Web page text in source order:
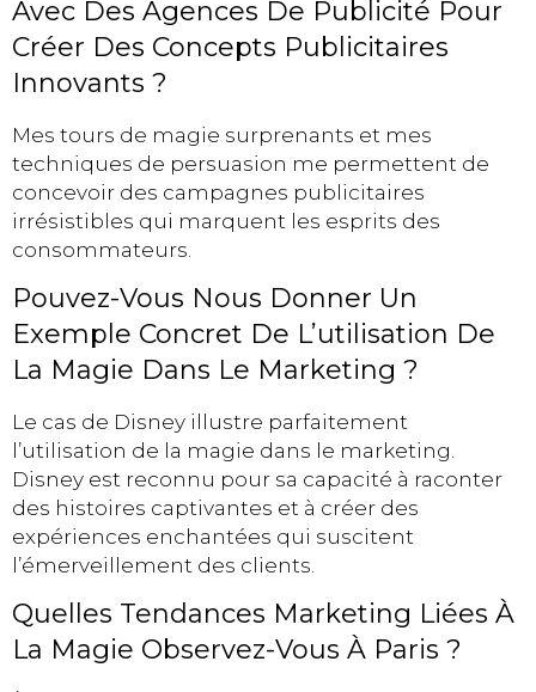
Avec Des Agences De Publicité Pour
Créer Des Concepts Publicitaires
Innovants ?
Mes tours de magie surprenants et mes
techniques de persuasion me permettent de
concevoir des campagnes publicitaires
irrésistibles qui marquent les esprits des
consommateurs.
Pouvez-Vous Nous Donner Un
Exemple Concret De L’utilisation De
La Magie Dans Le Marketing ?
Le cas de Disney illustre parfaitement
l’utilisation de la magie dans le marketing.
Disney est reconnu pour sa capacité à raconter
des histoires captivantes et à créer des
expériences enchantées qui suscitent
l’émerveillement des clients.
Quelles Tendances Marketing Liées À
La Magie Observez-Vous À Paris ?